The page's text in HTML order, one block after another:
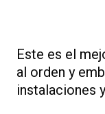
Este es el
al orden y
instalaciones